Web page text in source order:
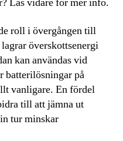
Läs vidare för mer info.
roll i övergången till
överskottsenergi
kan användas vid
batterilösningar på
vanligare. En fördel
till att jämna ut
tur minskar